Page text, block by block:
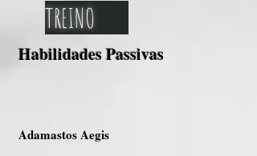
TREINO
Habilidades Passivas
Adamastos Aegis